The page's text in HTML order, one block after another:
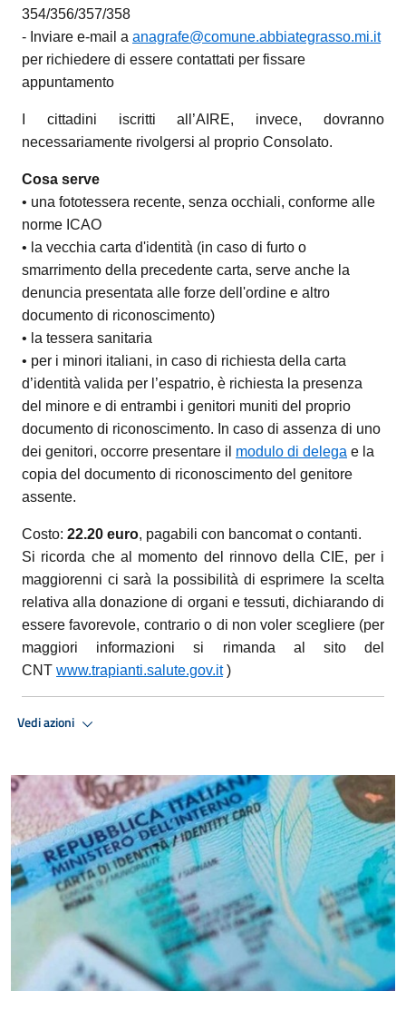
354/356/357/358
- Inviare e-mail a anagrafe@comune.abbiategrasso.mi.it
per richiedere di essere contattati per fissare
appuntamento
I cittadini iscritti all’AIRE, invece, dovranno
necessariamente rivolgersi al proprio Consolato.
Cosa serve
• una fototessera recente, senza occhiali, conforme alle
norme ICAO
• la vecchia carta d'identità (in caso di furto o
smarrimento della precedente carta, serve anche la
denuncia presentata alle forze dell'ordine e altro
documento di riconoscimento)
• la tessera sanitaria
• per i minori italiani, in caso di richiesta della carta
d’identità valida per l’espatrio, è richiesta la presenza
del minore e di entrambi i genitori muniti del proprio
documento di riconoscimento. In caso di assenza di uno
dei genitori, occorre presentare il modulo di delega e la
copia del documento di riconoscimento del genitore
assente.
Costo: 22.20 euro, pagabili con bancomat o contanti.
Si ricorda che al momento del rinnovo della CIE, per i
maggiorenni ci sarà la possibilità di esprimere la scelta
relativa alla donazione di organi e tessuti, dichiarando di
essere favorevole, contrario o di non voler scegliere (per
maggiori informazioni si rimanda al sito del
CNT www.trapianti.salute.gov.it)
Vedi azioni